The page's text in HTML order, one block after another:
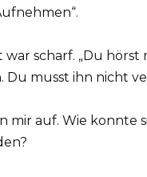
war scharf. „Du
Du musst ihn nicht
mir auf. Wie konnte